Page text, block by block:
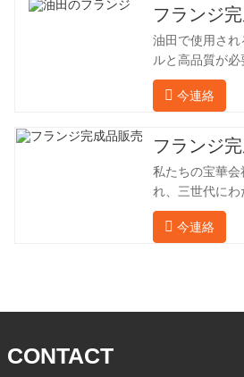
フランジ
油田で使用さ
ルと高品質が
油田でフランジ
（ドイツ、ロ
社は海外の顧客
手数料を回避
価格を確保した
の表はこの製品
の簡単な紹介を
料 4130-75K 硬度 207-237 内径 57.76 外
今連絡
フランジ
私たちの宝華会
れ、三世代にわ
敷地面積は
面積は 25,000
電、石油機械
今連絡
CONTACT